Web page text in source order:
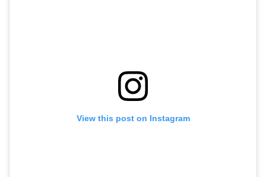
View this post on Instagram